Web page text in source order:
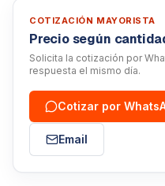
COTIZACIÓN MAYORISTA
Precio según
Solicita la cotización por
respuesta el mismo día.
Cotizar por
Email